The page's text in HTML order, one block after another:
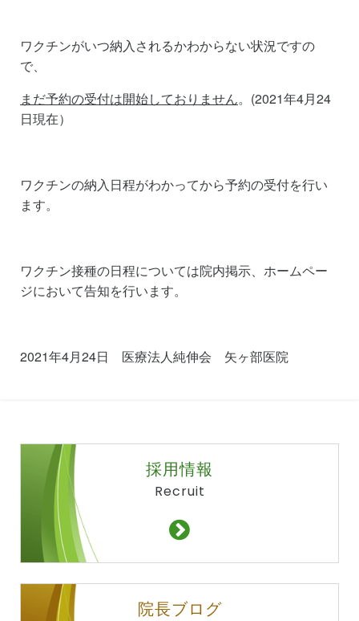
ワクチンがいつ納入されるかわからない状況ですの
で、
まだ予約の受付は開始しておりません。(2021年4月24
日現在）
ワクチンの納入日程がわかってから予約の受付を行い
ます。
ワクチン接種の日程については院内掲示、ホームペー
ジにおいて告知を行います。
2021年4月24日 医療法人純伸会 矢ヶ部医院
採用情報
Recruit
院長ブログ